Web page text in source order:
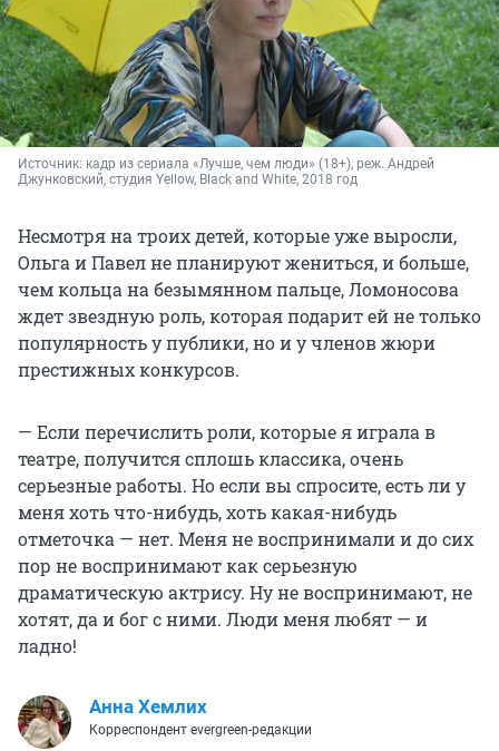
Источник: кадр из сериала «Лучше, чем люди» (18+), реж. Андрей
Джунковский, студия Yellow, Black and White, 2018 год
Несмотря на троих детей, которые уже выросли,
Ольга и Павел не планируют жениться, и больше,
чем кольца на безымянном пальце, Ломоносова
ждет звездную роль, которая подарит ей не только
популярность у публики, но и у членов жюри
престижных конкурсов.
— Если перечислить роли, которые я играла в
театре, получится сплошь классика, очень
серьезные работы. Но если вы спросите, есть ли у
меня хоть что-нибудь, хоть какая-нибудь
отметочка — нет. Меня не воспринимали и до сих
пор не воспринимают как серьезную
драматическую актрису. Ну не воспринимают, не
хотят, да и бог с ними. Люди меня любят — и
ладно!
Анна Хемлих
Корреспондент evergreen-редакции